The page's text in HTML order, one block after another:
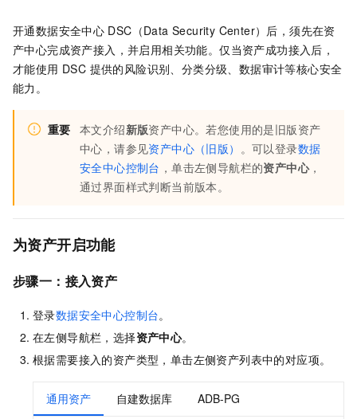
开通数据安全中心 DSC（Data Security Center） 后，须先在资
产中心完成资产接入，并启用相关功能。仅当资产成功接入后，
才能使用 DSC 提供的风险识别、分类分级、数据审计等核心安全
能力。
重要 本文介绍新版资产中心。若您使用的是旧版资产
中心，请参见资产中心（旧版） 。可以登录数据
安全中心控制台 ，单击左侧导航栏的资产中心，
通过界面样式判断当前版本。
为资产开启功能
步骤一：接入资产
登录数据安全中心控制台。
在左侧导航栏，选择资产中心。
根据需要接入的资产类型，单击左侧资产列表中的对应项。
通用资产 自建数据库 ADB-PG